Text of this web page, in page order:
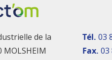
de la
MOLSHEIM
Tél. 03
Fax. 03